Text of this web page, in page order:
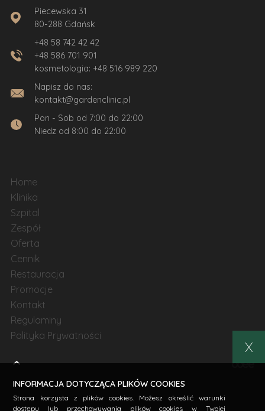
Piecewska 31
80-288 Gdańsk
+48 58 742 42 42
+48 586 701 901
kosmetologia: +48 516 989 220
Napisz do nas:
kontakt@gardenclinic.pl
Pon - Sob od 7:00 do 22:00
Niedz od 8:00 do 22:00
Home
Klinika
Szpital
Zespół
Oferta
Cennik
Restauracja
Promocje
Kontakt
Regulaminy
Polityka Prywatności
X
INFORMACJA DOTYCZĄCA PLIKÓW COOKIES
Strona korzysta z plików cookies. Możesz określić warunki
dostępu lub przechowywania plików cookies w Twojej